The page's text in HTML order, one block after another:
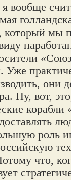
который мы
Уже
они
Ну, вот,
корабли
роль
что,